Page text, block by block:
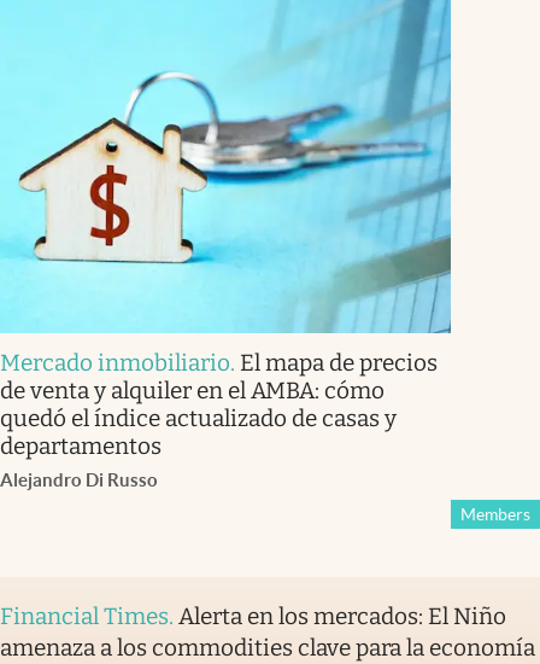
Mercado inmobiliario. El mapa de precios
de venta y alquiler en el AMBA: cómo
quedó el índice actualizado de casas y
departamentos
Alejandro Di Russo
Members
Financial Times. Alerta en los mercados: El Niño
amenaza a los commodities clave para la economía